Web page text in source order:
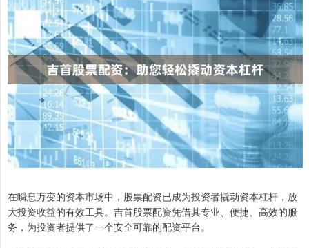
在瞬息万变的资本市场中，股票配资已成为投资者撬动资本杠杆，放
大投资收益的有效工具。吉首股票配资凭借其专业、便捷、高效的服
务，为投资者提供了一个安全可靠的配资平台。